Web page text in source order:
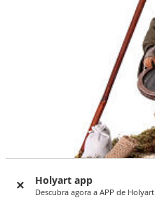
Holyart app
Descubra agora a APP de Holyart